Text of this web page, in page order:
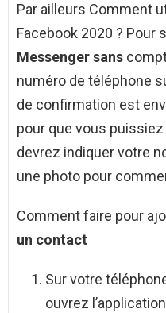
Par ailleurs Comment
Facebook 2020 ? Pour
Messenger sans
numéro de téléphone
de confirmation est
pour que vous
devrez indiquer votre
une photo pour
Comment faire pour
un contact
Sur votre
ouvrez